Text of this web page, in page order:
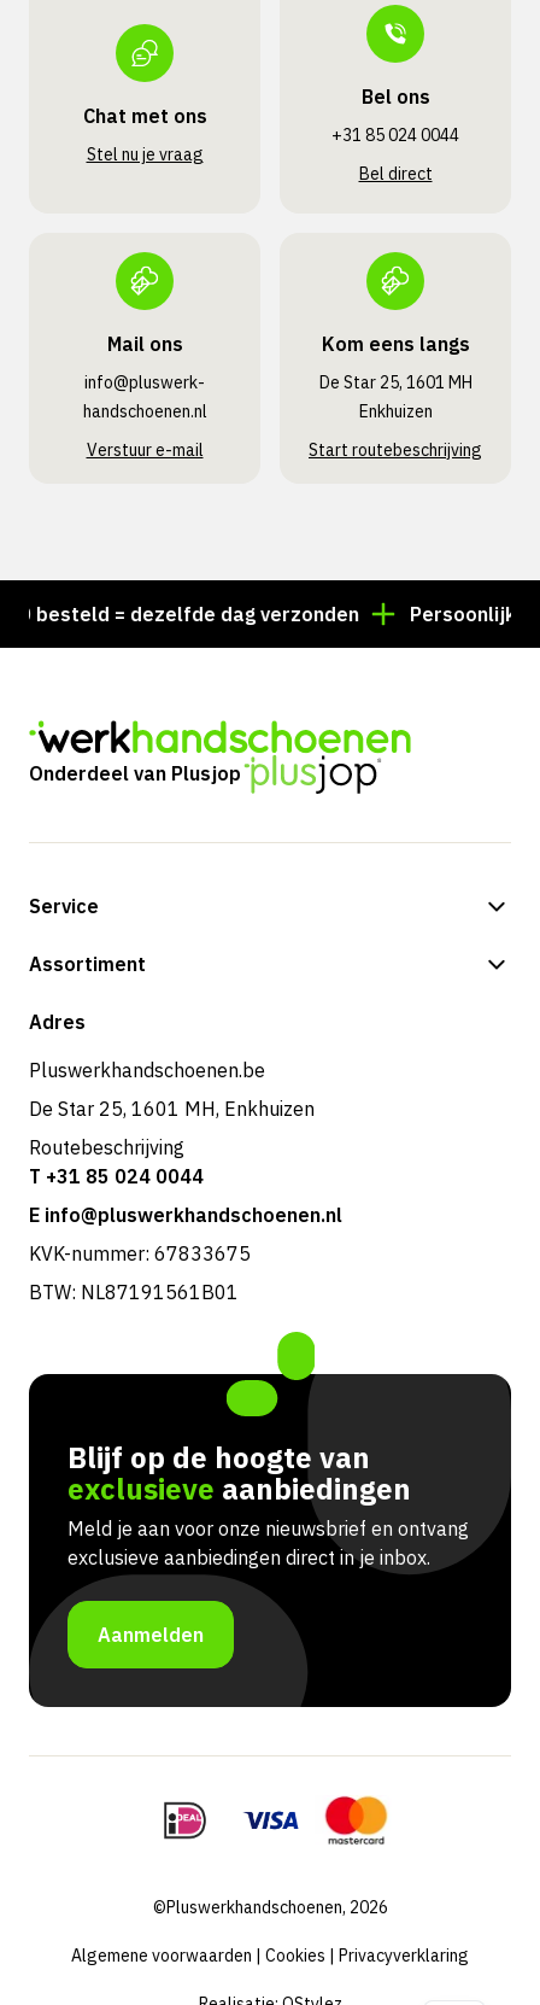
Chat met ons
Stel nu je vraag
Bel ons
+31 85 024 0044
Bel direct
Mail ons
info@pluswerk­
handschoenen.nl
Verstuur e-mail
Kom eens langs
De Star 25, 1601 MH
Enkhuizen
Start routebeschrijving
besteld = dezelfde dag verzonden Persoonlijk
Onderdeel van Plusjop
Service
Betalingsmogelijkheden
Retouren & service
Assortiment
Shop
Adres
Pluswerkhandschoenen.be
De Star 25, 1601 MH, Enkhuizen
Routebeschrijving
T +31 85 024 0044
E info@pluswerkhandschoenen.nl
KVK-nummer: 67833675
BTW: NL87191561B01
Blijf op de hoogte van
exclusieve aanbiedingen
Meld je aan voor onze nieuwsbrief en ontvang
exclusieve aanbiedingen direct in je inbox.
Aanmelden
©Pluswerkhandschoenen, 2026
Algemene voorwaarden | Cookies | Privacyverklaring